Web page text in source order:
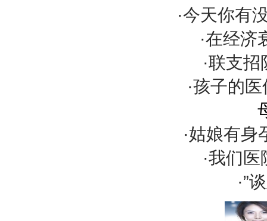
·今天你有
·在经济
·联支
·孩子的
·姑娘有身
·我们
·”